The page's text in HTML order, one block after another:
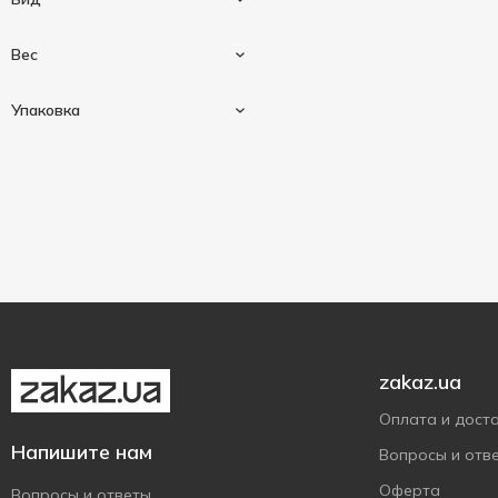
Вес
Упаковка
Напишите нам
zakaz.ua
Оплата и
Вопросы и
Оферта